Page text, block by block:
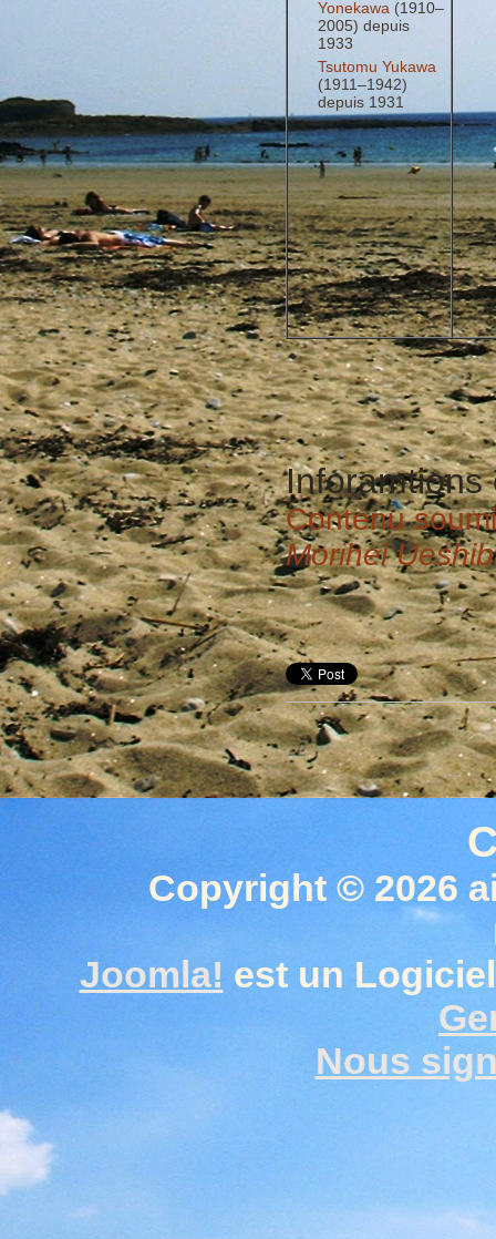
Yonekawa (1910–
2005) depuis
1933
Tsutomu Yukawa
(1911–1942)
depuis 1931
Inforamtions
Contenu
Morihei
Copyright © 2026
Joomla! est un
Nous